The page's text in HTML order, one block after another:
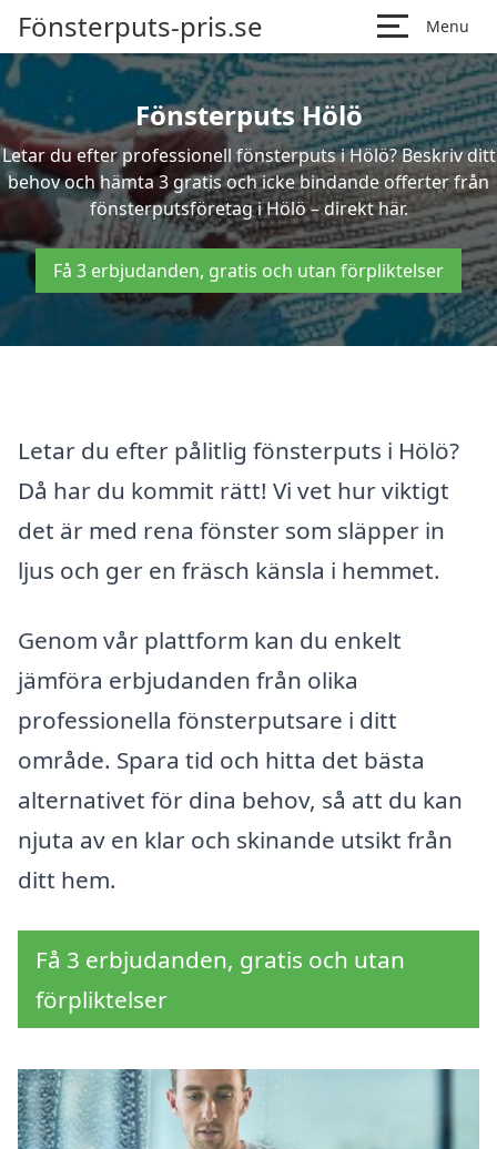
Fönsterputs-pris.se Menu
Fönsterputs Hölö
Letar du efter professionell fönsterputs i Hölö? Beskriv ditt
behov och hämta 3 gratis och icke bindande offerter från
fönsterputsföretag i Hölö – direkt här.
Få 3 erbjudanden, gratis och utan förpliktelser
Letar du efter pålitlig fönsterputs i Hölö?
Då har du kommit rätt! Vi vet hur viktigt
det är med rena fönster som släpper in
ljus och ger en fräsch känsla i hemmet.
Genom vår plattform kan du enkelt
jämföra erbjudanden från olika
professionella fönsterputsare i ditt
område. Spara tid och hitta det bästa
alternativet för dina behov, så att du kan
njuta av en klar och skinande utsikt från
ditt hem.
Få 3 erbjudanden, gratis och utan
förpliktelser